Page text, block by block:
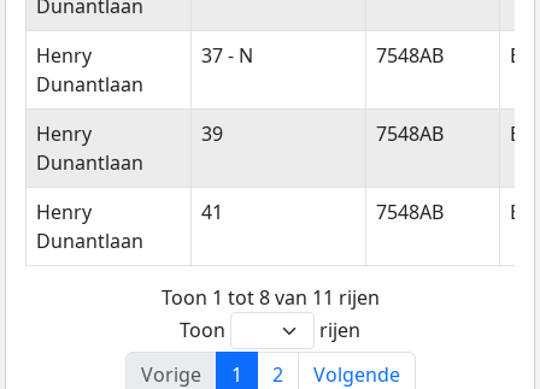
Dunantlaan
Henry
Dunantlaan
37 - N 7548AB
Henry
Dunantlaan
39 7548AB
Henry
Dunantlaan
41 7548AB
Toon 1 tot 8 van 11 rijen
Toon
rijen
Vorige
1 2 Volgende